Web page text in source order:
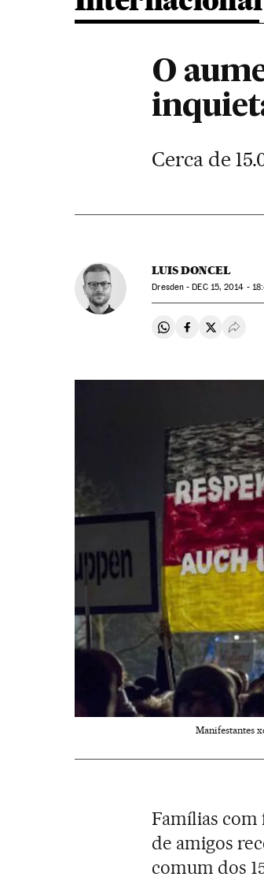
O
Cerca de
LUIS DONCEL
Dresden -DEC15, 2014 -
Compartir en
Compartir en
Manifestantes
Famílias com
de amigos
comum dos